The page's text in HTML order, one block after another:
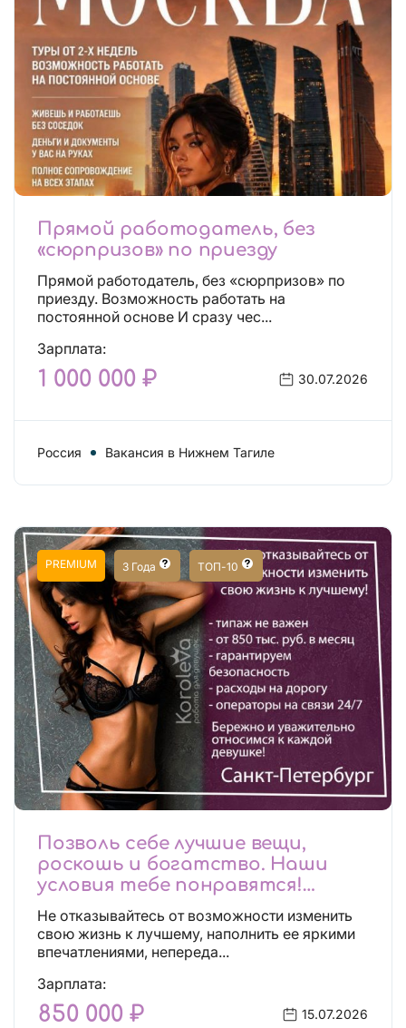
Прямой работодатель, без
«сюрпризов» по приезду
Прямой работодатель, без «сюрпризов» по
приезду. Возможность работать на
постоянной основе И сразу чес...
Зарплата:
1 000 000 ₽ 30.07.2026
Россия Вакансия в Нижнем Тагиле
PREMIUM 3 Года ТОП-10
Позволь себе лучшие вещи,
роскошь и богатство. Наши
условия тебе понравятся!
Действительно отличные
условия и поддержка!
Не отказывайтесь от возможности изменить
свою жизнь к лучшему, наполнить ее яркими
впечатлениями, непереда...
Зарплата:
850 000 ₽ 15.07.2026